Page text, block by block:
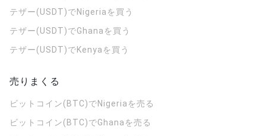
テザー(USDT)でNigeriaを買う
テザー(USDT)でGhanaを買う
テザー(USDT)でKenyaを買う
売りまくる
ビットコイン(BTC)でNigeriaを売る
ビットコイン(BTC)でGhanaを売る